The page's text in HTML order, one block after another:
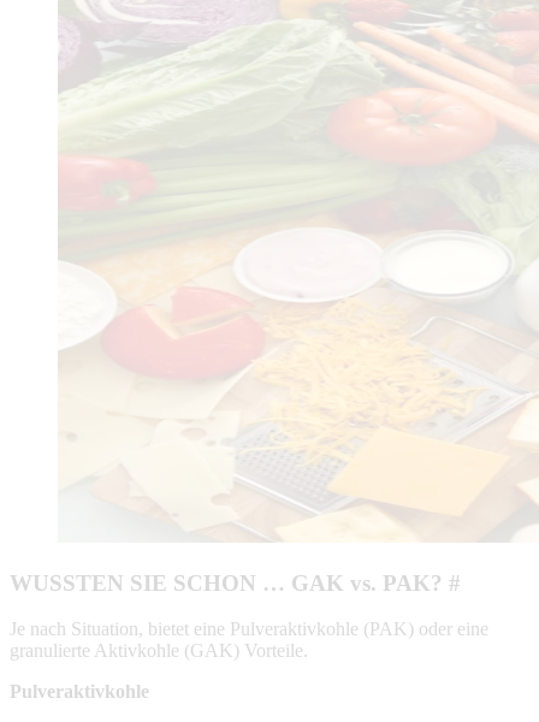
WUSSTEN SIE SCHON … GAK vs. PAK? #
Je nach Situation, bietet eine Pulveraktivkohle (PAK) oder eine
granulierte Aktivkohle (GAK) Vorteile.
Pulveraktivkohle